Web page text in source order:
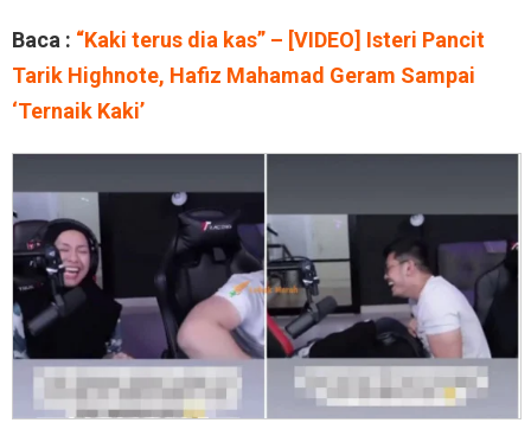
Baca : “Kaki terus dia kas” – [VIDEO] Isteri Pancit
Tarik Highnote, Hafiz Mahamad Geram Sampai
‘Ternaik Kaki’